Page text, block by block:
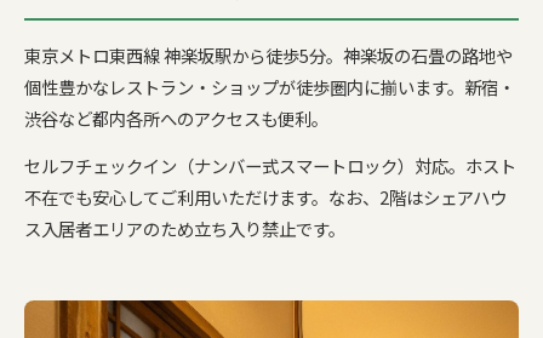
東京メトロ東西線 神楽坂駅から徒歩5分。神楽坂の石畳の路地や
個性豊かなレストラン・ショップが徒歩圏内に揃います。新宿・
渋谷など都内各所へのアクセスも便利。
セルフチェックイン（ナンバー式スマートロック）対応。ホスト
不在でも安心してご利用いただけます。なお、2階はシェアハウ
ス入居者エリアのため立ち入り禁止です。